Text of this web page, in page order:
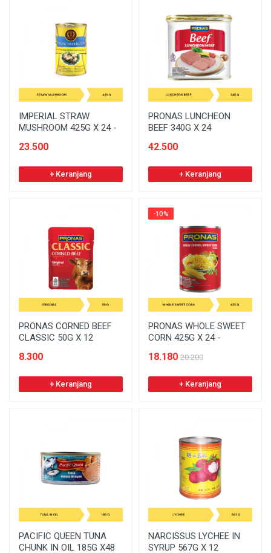
IMPERIAL STRAW
MUSHROOM 425G X 24 -
23.500
+ Keranjang
PRONAS LUNCHEON
BEEF 340G X 24
42.500
+ Keranjang
PRONAS CORNED BEEF
CLASSIC 50G X 12
8.300
+ Keranjang
-10%
PRONAS WHOLE SWEET
CORN 425G X 24 -
18.180 20.200
+ Keranjang
PACIFIC QUEEN TUNA
CHUNK IN OIL 185G X48
NARCISSUS LYCHEE IN
SYRUP 567G X 12